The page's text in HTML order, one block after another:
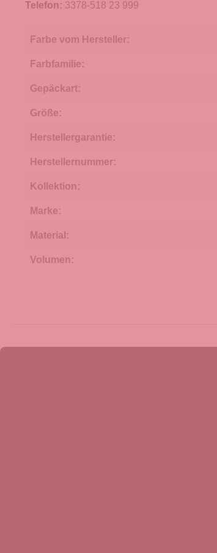
Telefon: 3378-518 23 999
Farbe vom Hersteller:
Farbfamilie:
Gepäckart:
Größe:
Herstellergarantie:
Herstellernummer:
Kollektion:
Marke:
Material:
Volumen: